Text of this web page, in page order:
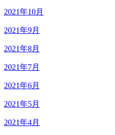
2021年10月
2021年9月
2021年8月
2021年7月
2021年6月
2021年5月
2021年4月